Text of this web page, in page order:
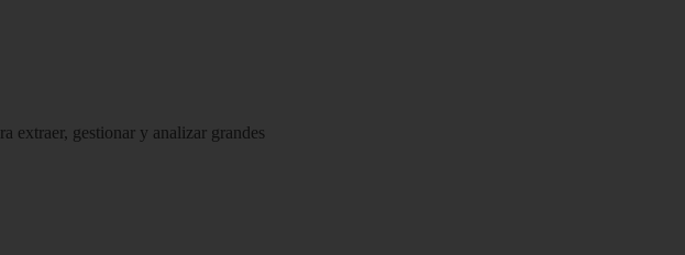
extraer, gestionar y analizar grandes